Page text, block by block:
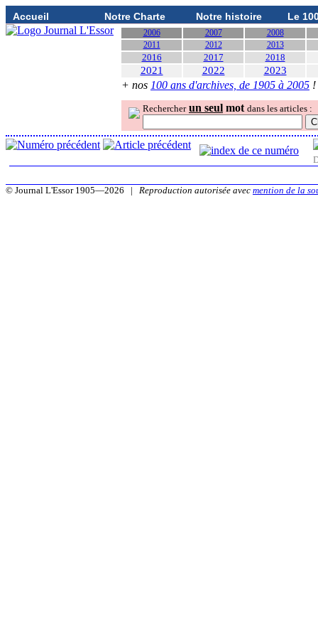
Accueil Notre Charte Notre histoire Le
2006 2007
2008
2011
2012 2013
2016 2017 2018
2021 2022 2023
+ nos 100 ans d'archives, de 1905 à 2005 !
Rechercher un seul mot dans les articles :
© Journal L'Essor 1905—2026 | Reproduction autorisée avec mention de la